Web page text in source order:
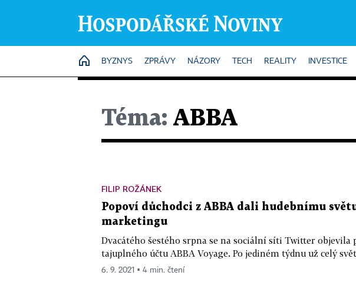
HOME
BYZNYS ZPRÁVY NÁZORY TECH REALITY INVESTICE
Téma: ABBA
FILIP ROŽÁNEK
Popoví důchodci z ABBA dali hudebnímu
marketingu
Dvacátého šestého srpna se na sociální síti Twitter objevila
tajuplného účtu ABBA Voyage. Po jediném týdnu už celý
6. 9. 2021 ▪ 4 min. čtení